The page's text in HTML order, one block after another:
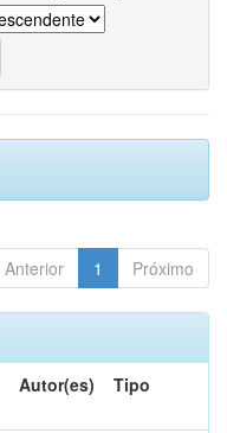
Anterior 1 Próximo
Autor(es) Tipo